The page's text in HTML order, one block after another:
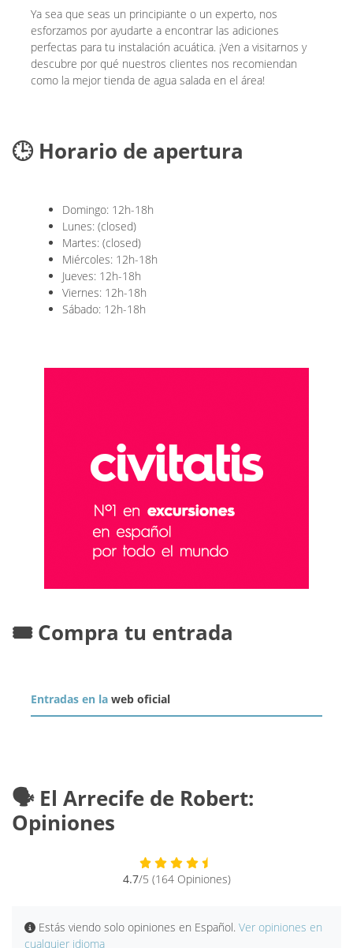
Ya sea que seas un principiante o un experto, nos
esforzamos por ayudarte a encontrar las adiciones
perfectas para tu instalación acuática. ¡Ven a visitarnos y
descubre por qué nuestros clientes nos recomiendan
como la mejor tienda de agua salada en el área!
🕒 Horario de apertura
Domingo: 12h-18h
Lunes: (closed)
Martes: (closed)
Miércoles: 12h-18h
Jueves: 12h-18h
Viernes: 12h-18h
Sábado: 12h-18h
🎟️ Compra tu entrada
Entradas en la web oficial
🗣️ El Arrecife de Robert:
Opiniones
4.7/5 (164 Opiniones)
Estás viendo solo opiniones en Español. Ver opiniones en
cualquier idioma